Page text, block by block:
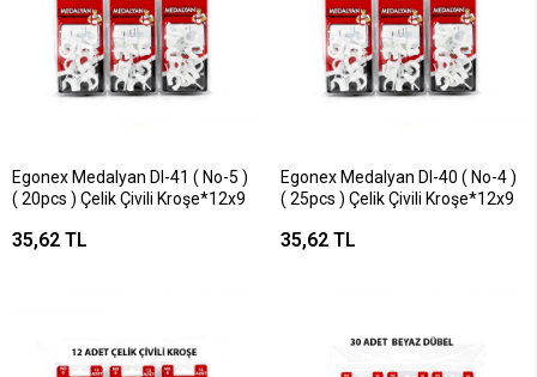
Egonex Medalyan Dl-41 ( No-5 )
( 20pcs ) Çelik Çivili Kroşe*12x9
35,62 TL
Egonex Medalyan Dl-40 ( No-4 )
( 25pcs ) Çelik Çivili Kroşe*12x9
35,62 TL